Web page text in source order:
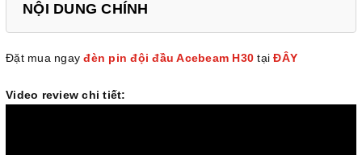
NỘI DUNG CHÍNH
Đặt mua ngayđèn pin đội đầu Acebeam H30 tạiĐÂY
Video review chi tiết: